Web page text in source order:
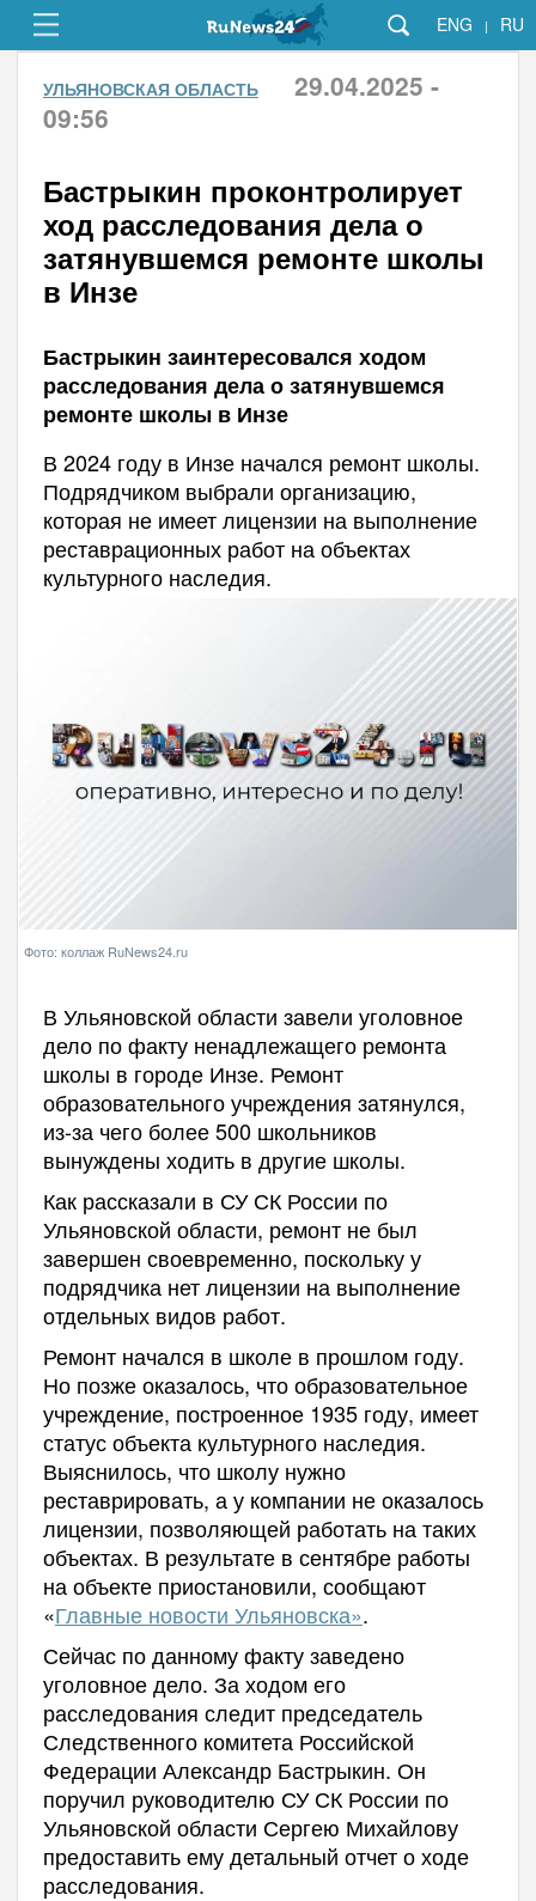
ENG | RU
УЛЬЯНОВСКАЯ ОБЛАСТЬ
29.04.2025 -
09:56
Бастрыкин проконтролирует
ход расследования дела о
затянувшемся ремонте школы
в Инзе
Бастрыкин заинтересовался ходом
расследования дела о затянувшемся
ремонте школы в Инзе
В 2024 году в Инзе начался ремонт школы.
Подрядчиком выбрали организацию,
которая не имеет лицензии на выполнение
реставрационных работ на объектах
культурного наследия.
Фото: коллаж RuNews24.ru
В Ульяновской области завели уголовное
дело по факту ненадлежащего ремонта
школы в городе Инзе. Ремонт
образовательного учреждения затянулся,
из-за чего более 500 школьников
вынуждены ходить в другие школы.
Как рассказали в СУ СК России по
Ульяновской области, ремонт не был
завершен своевременно, поскольку у
подрядчика нет лицензии на выполнение
отдельных видов работ.
Ремонт начался в школе в прошлом году.
Но позже оказалось, что образовательное
учреждение, построенное 1935 году, имеет
статус объекта культурного наследия.
Выяснилось, что школу нужно
реставрировать, а у компании не оказалось
лицензии, позволяющей работать на таких
объектах. В результате в сентябре работы
на объекте приостановили, сообщают
«Главные новости Ульяновска».
Сейчас по данному факту заведено
уголовное дело. За ходом его
расследования следит председатель
Следственного комитета Российской
Федерации Александр Бастрыкин. Он
поручил руководителю СУ СК России по
Ульяновской области Сергею Михайлову
предоставить ему детальный отчет о ходе
расследования.